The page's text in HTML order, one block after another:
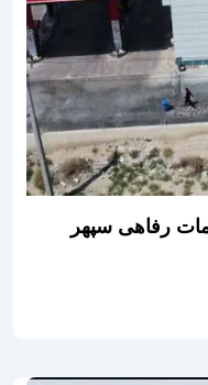
رفاهی سپهر